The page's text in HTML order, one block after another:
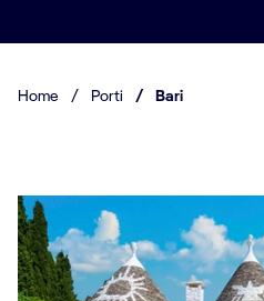
Home / Porti / Bari